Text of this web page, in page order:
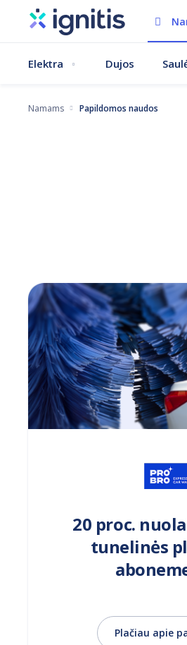
Pereiti
turinįElektra Dujos
Namams Papildomos naudos
20 proc.
tunelinės
Plačiau apie